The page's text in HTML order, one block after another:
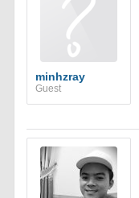
minhzray
Guest